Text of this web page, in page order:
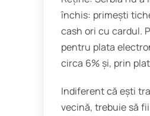
închis: primești
cash ori cu cardul.
pentru plata
circa 6% și, prin
Indiferent că ești
vecină, trebuie să